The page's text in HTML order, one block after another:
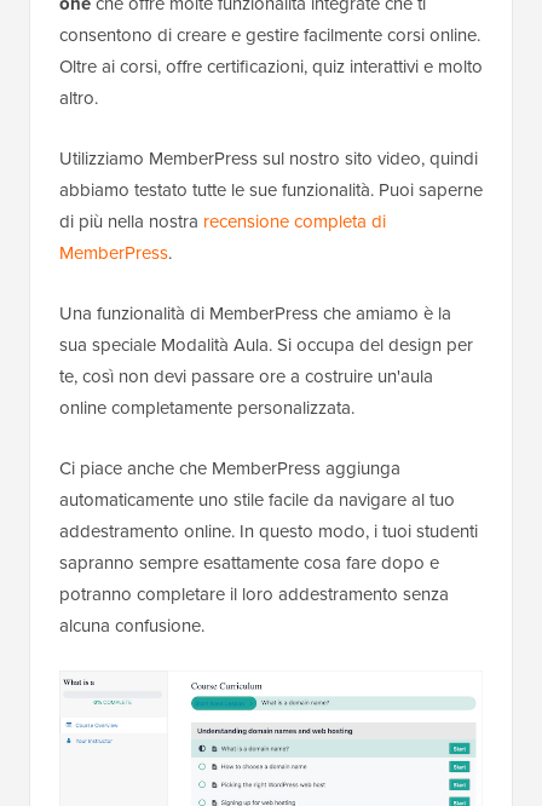
consentono di creare e gestire facilmente corsi online.
Oltre ai corsi, offre certificazioni, quiz interattivi e molto
altro.
Utilizziamo MemberPress sul nostro sito video, quindi
abbiamo testato tutte le sue funzionalità. Puoi saperne
di più nella nostra recensione completa di
MemberPress.
Una funzionalità di MemberPress che amiamo è la
sua speciale Modalità Aula. Si occupa del design per
te, così non devi passare ore a costruire un'aula
online completamente personalizzata.
Ci piace anche che MemberPress aggiunga
automaticamente uno stile facile da navigare al tuo
addestramento online. In questo modo, i tuoi studenti
sapranno sempre esattamente cosa fare dopo e
potranno completare il loro addestramento senza
alcuna confusione.